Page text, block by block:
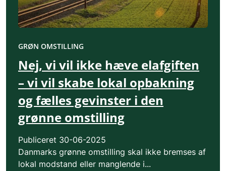
GRØN OMSTILLING
Nej, vi vil ikke hæve elafgiften
– vi vil skabe lokal opbakning
og fælles gevinster i den
grønne omstilling
Publiceret 30-06-2025
Danmarks grønne omstilling skal ikke bremses af
lokal modstand eller manglende i...